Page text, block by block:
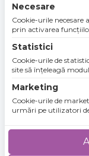
sunt valabile in
Necesare
Cookie-urile necesare
prin activarea
Site-ul nu poate
cookie-uri.
Statistici
Cookie-urile de
site să înţeleagă
raportarea
Marketing
Cookie-urile de
urmări pe utilizatori
utilizatorii individuali,
pentru agenţiile de